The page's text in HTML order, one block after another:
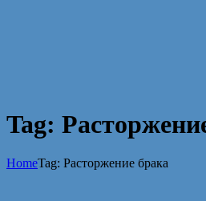
Tag:
HomeTag: Расторжение брака